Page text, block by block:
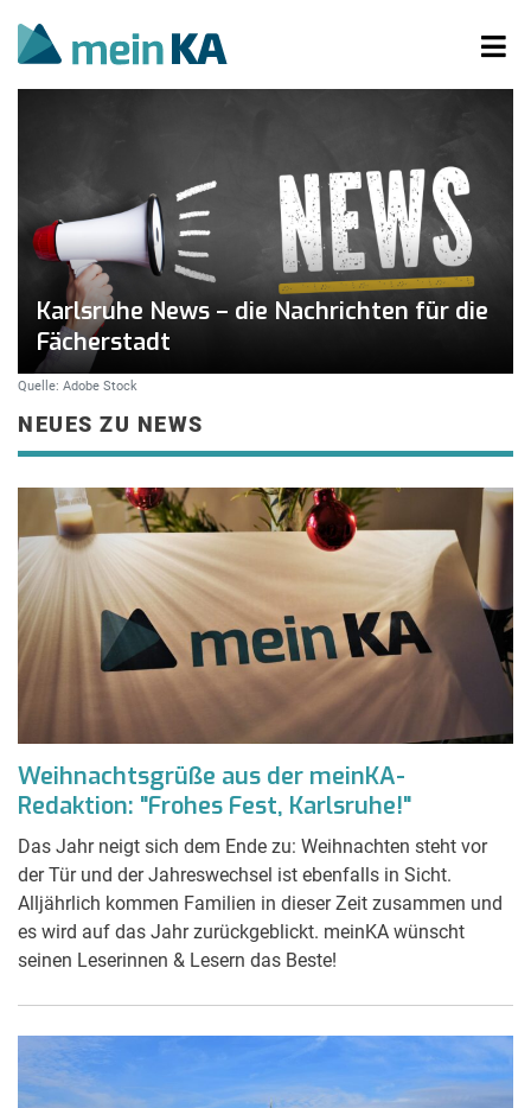
Karlsruhe News – die Nachrichten für die
Fächerstadt
Quelle: Adobe Stock
NEUES ZU NEWS
Weihnachtsgrüße aus der meinKA-
Redaktion: "Frohes Fest, Karlsruhe!"
Das Jahr neigt sich dem Ende zu: Weihnachten steht vor
der Tür und der Jahreswechsel ist ebenfalls in Sicht.
Alljährlich kommen Familien in dieser Zeit zusammen und
es wird auf das Jahr zurückgeblickt. meinKA wünscht
seinen Leserinnen & Lesern das Beste!